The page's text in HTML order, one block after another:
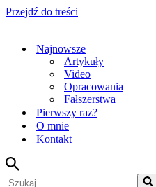
Przejdź do treści
Najnowsze
Artykuły
Video
Opracowania
Fałszerstwa
Pierwszy raz?
O mnie
Kontakt
Szukaj...